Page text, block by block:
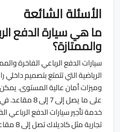
الأسئلة الشائعة
ما هي سيارة الدفع
والممتازة؟
سيارات الدفع الرباعي الفاخرة
الرياضية التي تتمتع بتصميم
وميزات أمان عالية المستوى.
على ما يصل إلى
خدمة تأجير سيارات الدفع الرباعي
تجارية مثل كاديلاك تصل إلى 8 مقاعد.